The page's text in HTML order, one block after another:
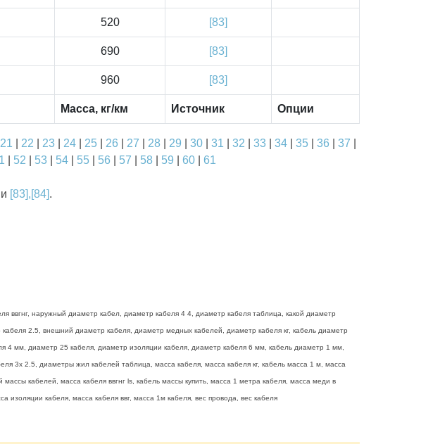
520 [83]
690 [83]
960 [83]
Масса, кг/км Источник Опции
21 22 23| 24| 25| 26 27 28| 29 30| 31 32 33| 34| 35| 36 37
52 53 54 55 56 57 58 59 60 61
[83],[84].
наружный диаметр кабел, диаметр кабеля 4 4, диаметр кабеля таблица, какой диаметр
2.5, внешний диаметр кабеля, диаметр медных кабелей, диаметр кабеля кг, кабель диаметр
4 мм, диаметр 25 кабеля, диаметр изоляции кабеля, диаметр кабеля 6 мм, кабель диаметр 1 мм,
3х 2.5, диаметры жил кабелей таблица, масса кабеля, масса кабеля кг, кабель масса 1 м, масса
кабелей, масса кабеля ввгнг ls, кабель массы купить, масса 1 метра кабеля, масса меди в
изоляции кабеля, масса кабеля ввг, масса 1м кабеля, вес провода, вес кабеля